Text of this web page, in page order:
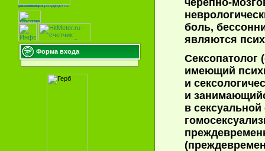
Форма входа
боль,
являются
Сексопатолог
имеющий
и
и
в